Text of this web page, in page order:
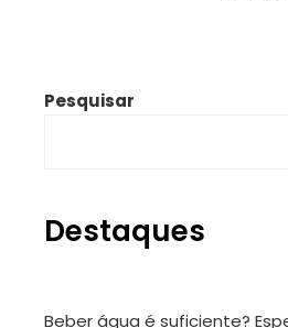
Pesquisar
Destaques
Beber água é suficiente?